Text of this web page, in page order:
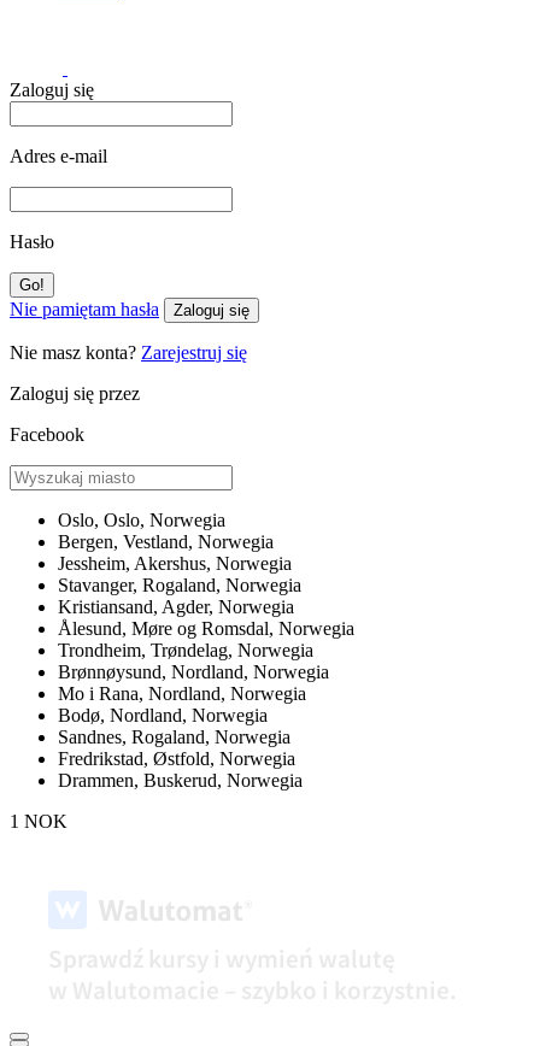
Zaloguj się
Adres e-mail
Hasło
Nie pamiętam hasła Zaloguj się
Nie masz konta? Zarejestruj się
Zaloguj się przez
Facebook
Oslo, Oslo, Norwegia
Bergen, Vestland, Norwegia
Jessheim, Akershus, Norwegia
Stavanger, Rogaland, Norwegia
Kristiansand, Agder, Norwegia
Ålesund, Møre og Romsdal, Norwegia
Trondheim, Trøndelag, Norwegia
Brønnøysund, Nordland, Norwegia
Mo i Rana, Nordland, Norwegia
Bodø, Nordland, Norwegia
Sandnes, Rogaland, Norwegia
Fredrikstad, Østfold, Norwegia
Drammen, Buskerud, Norwegia
1 NOK